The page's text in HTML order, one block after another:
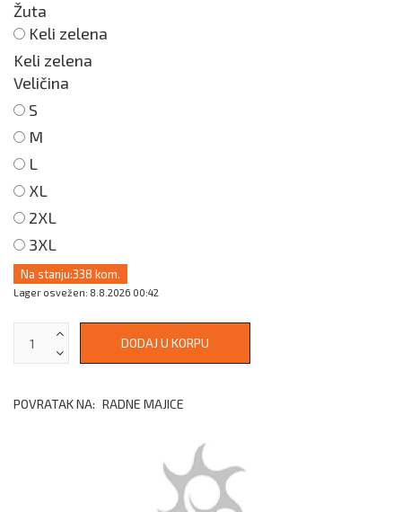
Žuta
Keli zelena
Keli zelena
Veličina
S
M
L
XL
2XL
3XL
Na stanju:338 kom.
Lager osvežen: 8.8.2026 00:42
POVRATAK NA: RADNE MAJICE